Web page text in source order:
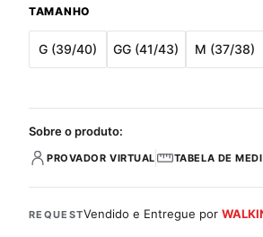
TAMANHO
G (39/40) GG (41/43) M (37/38)
Sobre o produto:
PROVADOR VIRTUAL TABELA DE
REQUESTVendido e Entregue por